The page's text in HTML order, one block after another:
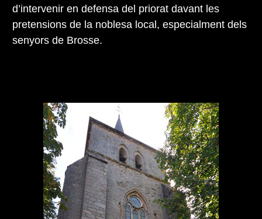
d’intervenir en defensa del priorat davant les
pretensions de la noblesa local, especialment dels
senyors de Brosse.